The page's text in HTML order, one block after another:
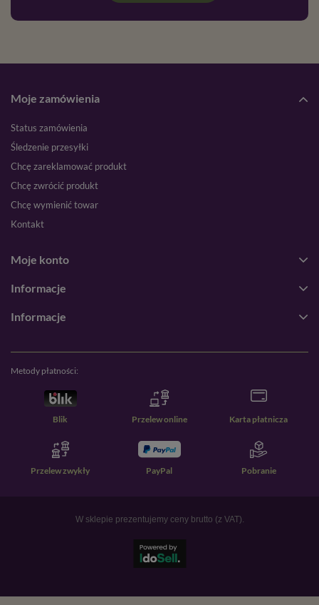
Moje zamówienia
Status zamówienia
Śledzenie przesyłki
Chcę zareklamować produkt
Chcę zwrócić produkt
Chcę wymienić towar
Kontakt
Moje konto
Informacje
Informacje
Metody płatności:
Blik Przelew online Karta płatnicza
Przelew zwykły PayPal Pobranie
W sklepie prezentujemy ceny brutto (z VAT).